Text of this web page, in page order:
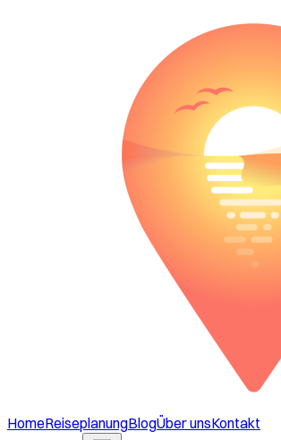
HomeReiseplanungBlogÜber unsKontakt